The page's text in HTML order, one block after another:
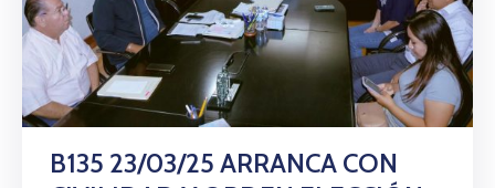
B135 23/03/25 ARRANCA CON